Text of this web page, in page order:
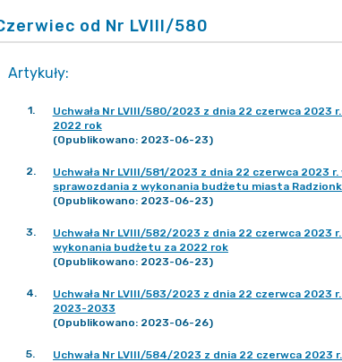
od Nr LVIII/580
Artykuły:
1.
Uchwała Nr LVIII/580/2023 z dnia 22 czerwca
2022 rok
(Opublikowano: 2023-06-23)
2.
Uchwała Nr LVIII/581/2023 z dnia 22 czerwca
sprawozdania z wykonania budżetu miasta
(Opublikowano: 2023-06-23)
3.
Uchwała Nr LVIII/582/2023 z dnia 22 czerwca
wykonania budżetu za 2022 rok
(Opublikowano: 2023-06-23)
4.
Uchwała Nr LVIII/583/2023 z dnia 22 czerwca 2023
2023-2033
(Opublikowano: 2023-06-26)
5.
Uchwała Nr LVIII/584/2023 z dnia 22 czerwca 2023